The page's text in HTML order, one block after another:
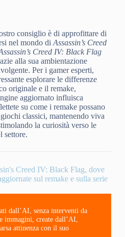
consiglio è di approfittare di
nel mondo di Assassin’s Creed
Creed IV: Black Flag
alla sua ambientazione
Per i gamer esperti,
esplorare le differenze
originale e il remake,
aggiornato influisca
su come i remake possano
classici, mantenendo viva
la curiosità verso le
settore.
Creed IV: Black Flag, dove
sul remake e sulla serie
dall’AI, senza interventi da
immagini, create dall’AI,
attinenza con il suo